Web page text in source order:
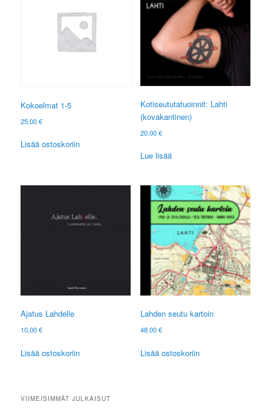
Kokoelmat 1-5
25,00€
Lisää ostoskoriin
Kotiseututatuoinnit: Lahti
(kovakantinen)
20,00€
Lue lisää
Ajatus Lahdelle
10,00€
Lisää ostoskoriin
Lahden seutu kartoin
48,00€
Lisää ostoskoriin
VIIMEISIMMÄT JULKAISUT